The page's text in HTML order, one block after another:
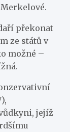
překonat
ze států v
možné –
jejíž